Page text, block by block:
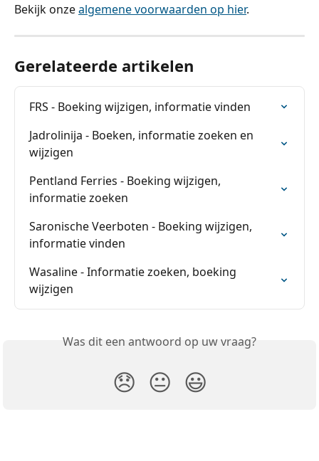
Bekijk onze algemene voorwaarden op hier.
Gerelateerde artikelen
FRS - Boeking wijzigen, informatie vinden
Jadrolinija - Boeken, informatie zoeken en
wijzigen
Pentland Ferries - Boeking wijzigen,
informatie zoeken
Saronische Veerboten - Boeking wijzigen,
informatie vinden
Wasaline - Informatie zoeken, boeking
wijzigen
Was dit een antwoord op uw vraag?
😞 😐 😃